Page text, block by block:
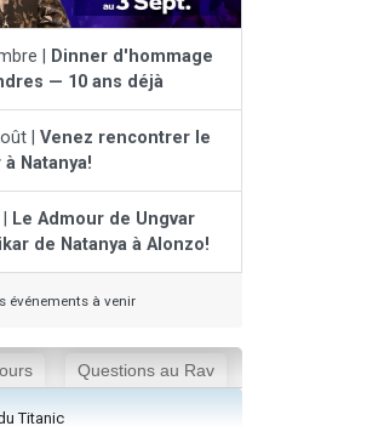
|
Dinner d'hommage
— 10 ans déjà
| Venez rencontrer le
Natanya!
Le Admour de Ungvar
de Natanya à Alonzo!
événements à venir
Questions au Rav
Titanic